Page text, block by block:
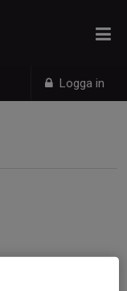
Logga in